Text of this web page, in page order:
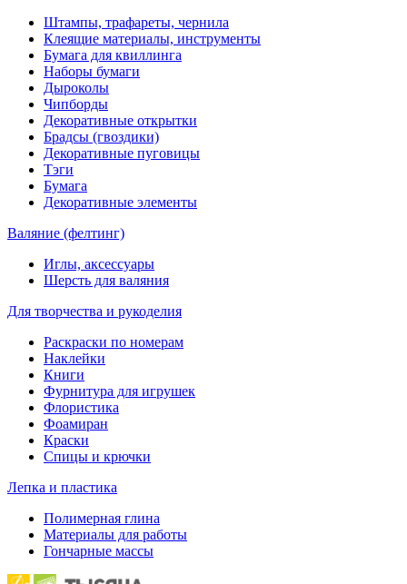
Штампы, трафареты, чернила
Клеящие материалы, инструменты
Бумага для квиллинга
Наборы бумаги
Дыроколы
Чипборды
Декоративные открытки
Брадсы (гвоздики)
Декоративные пуговицы
Тэги
Бумага
Декоративные элементы
Валяние (фелтинг)
Иглы, аксессуары
Шерсть для валяния
Для творчества и рукоделия
Раскраски по номерам
Наклейки
Книги
Фурнитура для игрушек
Флористика
Фоамиран
Краски
Спицы и крючки
Лепка и пластика
Полимерная глина
Материалы для работы
Гончарные массы